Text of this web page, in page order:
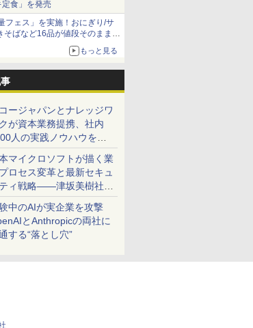
食」を発売
フェス」を実施！おにぎり/サ
そばなど16品が値段そのままで
もっと見る
ージャパンとナレッジワ
が資本業務提携、社内
人の実践ノウハウを生
た「AI商談記録 for
」を展開へ
マイクロソフトが描く業
ロセス変革と最新セキュ
ィ戦略――津坂美樹社長
年度戦略を説明
中のAIが実企業を攻撃
とAnthropicの両社に
する“落とし穴”